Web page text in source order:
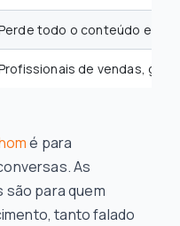
todo o conteúdo
de vendas,
é para
As
para quem
tanto falado